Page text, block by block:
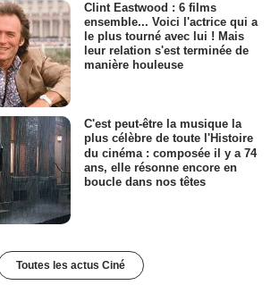
Clint Eastwood : 6 films
ensemble... Voici l'actrice qui a
le plus tourné avec lui ! Mais
leur relation s'est terminée de
manière houleuse
C'est peut-être la musique la
plus célèbre de toute l'Histoire
du cinéma : composée il y a 74
ans, elle résonne encore en
boucle dans nos têtes
Toutes les actus Ciné